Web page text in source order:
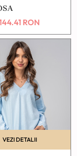
RON
VEZI DETALII